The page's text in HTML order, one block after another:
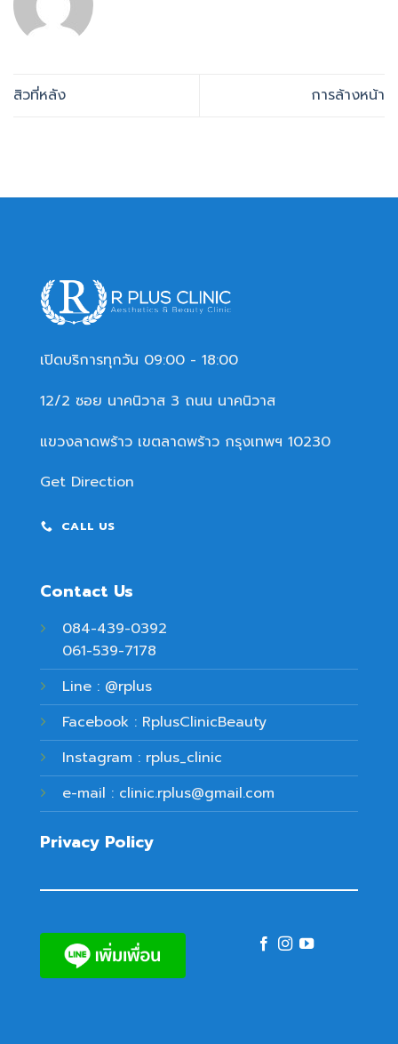
สิวที่หลัง การล้างหน้า
เปิดบริการทุกวัน 09:00 - 18:00
12/2 ซอย นาคนิวาส 3 ถนน นาคนิวาส
แขวงลาดพร้าว เขตลาดพร้าว กรุงเทพฯ 10230
Get Direction
CALL US
Contact Us
084-439-0392
061-539-7178
Line : @rplus
Facebook : RplusClinicBeauty
Instagram : rplus_clinic
e-mail : clinic.rplus@gmail.com
Privacy Policy